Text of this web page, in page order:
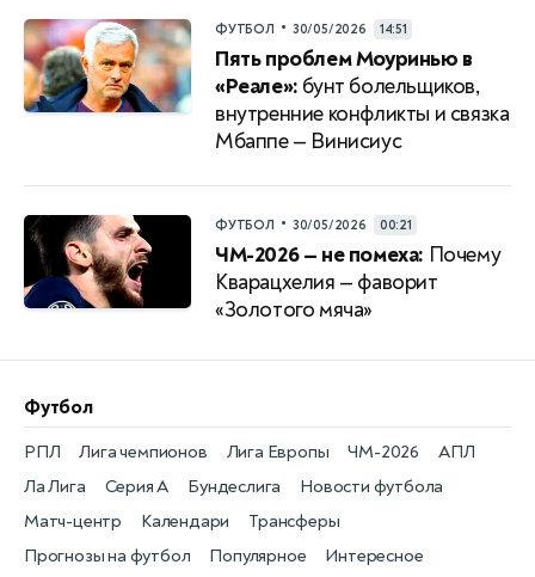
ФУТБОЛ • 30/05/2026 14:51
Пять проблем Моуринью в
«Реале»: бунт болельщиков,
внутренние конфликты и связка
Мбаппе — Винисиус
ФУТБОЛ • 30/05/2026 00:21
ЧМ-2026 — не помеха: Почему
Кварацхелия — фаворит
«Золотого мяча»
Футбол
Новости футбола
РПЛ
Матч-центр
Лига чемпионов
Календари
Лига Европы
Трансферы
ЧМ-2026
Прогнозы на футбол
АПЛ
Популярное
Ла Лига
Интересное
Серия А Бундеслига